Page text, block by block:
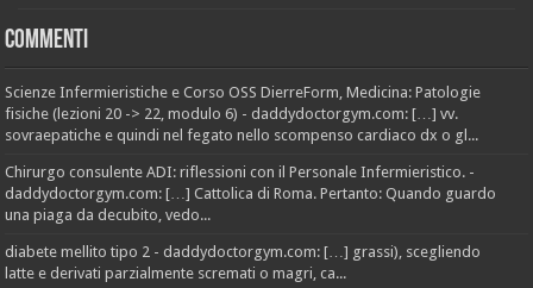
Commenti
Scienze Infermieristiche e Corso OSS DierreForm, Medicina: Patologie
fisiche (lezioni 20 -> 22, modulo 6) - daddydoctorgym.com: […] vv.
sovraepatiche e quindi nel fegato nello scompenso cardiaco dx o gl...
Chirurgo consulente ADI: riflessioni con il Personale Infermieristico. -
daddydoctorgym.com: […] Cattolica di Roma. Pertanto: Quando guardo
una piaga da decubito, vedo...
diabete mellito tipo 2 - daddydoctorgym.com: […] grassi), scegliendo
latte e derivati parzialmente scremati o magri, ca...